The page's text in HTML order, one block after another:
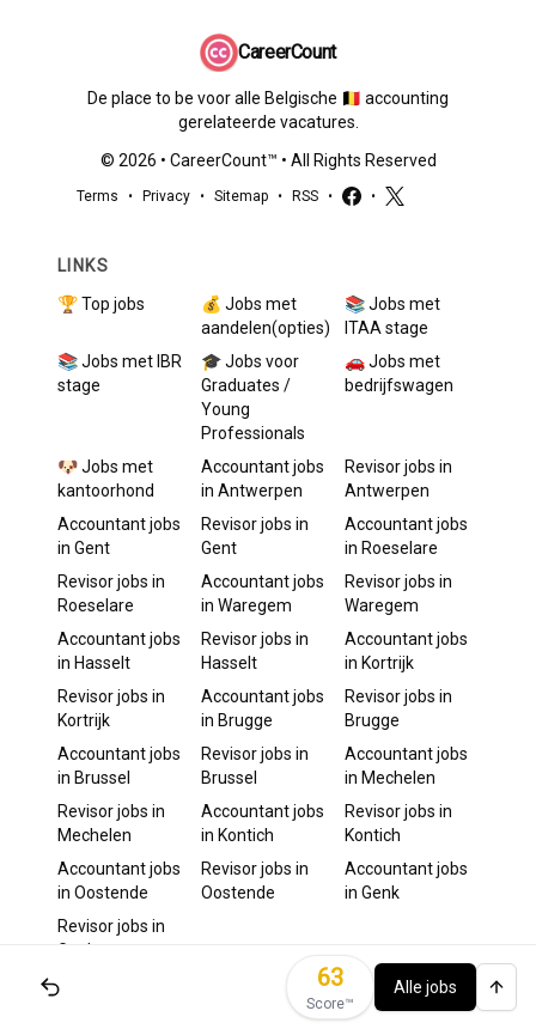
63
Score™️
Alle jobs
CareerCount
De place to be voor alle Belgische 🇧🇪 accounting
gerelateerde vacatures.
© 2026 • CareerCount™ • All Rights Reserved
Terms • Privacy • Sitemap • RSS • •
LINKS
🏆 Top jobs
💰 Jobs met
aandelen(opties)
📚 Jobs met
ITAA stage
📚 Jobs met IBR
stage
🎓 Jobs voor
Graduates /
Young
Professionals
🚗 Jobs met
bedrijfswagen
🐶 Jobs met
kantoorhond
Accountantjobs
in Antwerpen
Revisorjobs in
Antwerpen
Accountantjobs
in Gent
Revisorjobs in
Gent
Accountantjobs
in Roeselare
Revisorjobs in
Roeselare
Accountantjobs
in Waregem
Revisorjobs in
Waregem
Accountantjobs
in Hasselt
Revisorjobs in
Hasselt
Accountantjobs
in Kortrijk
Revisorjobs in
Kortrijk
Accountantjobs
in Brugge
Revisorjobs in
Brugge
Accountantjobs
in Brussel
Revisorjobs in
Brussel
Accountantjobs
in Mechelen
Revisorjobs in
Mechelen
Accountantjobs
in Kontich
Revisorjobs in
Kontich
Accountantjobs
in Oostende
Revisorjobs in
Oostende
Accountantjobs
in Genk
Revisorjobs in
Genk